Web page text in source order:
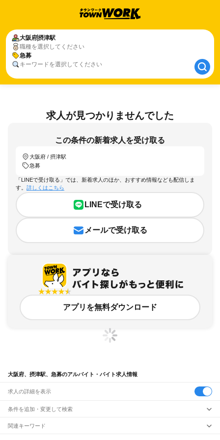
大阪府摂津駅
職種を選択してください
急募
キーワードを選択してください
大阪府摂津駅
急募
求人が見つかりませんでした
この条件の新着求人を受け取る
大阪府 / 摂津駅
急募
「LINEで受け取る」では、新着求人のほか、おすすめ情報なども配信しま
す。 詳しくはこちら
LINEで受け取る
メールで受け取る
アプリを無料ダウンロード
大阪府、摂津駅、急募のアルバイト・バイト求人情報
求人の詳細を表示
条件を追加・変更して検索
市区町村を追加・変更
関連キーワード